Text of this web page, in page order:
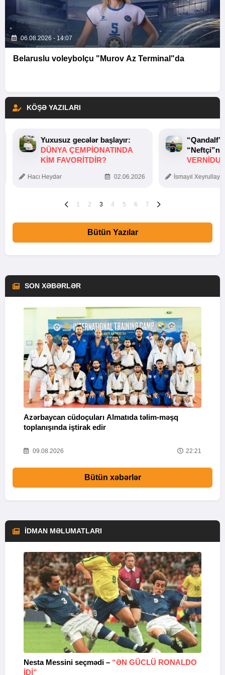
06.08.2026 - 14:07
Belaruslu voleybolçu "Murov Az Terminal"da
KÖŞƏ YAZILARI
Yuxusuz gecələr başlayır:
DÜNYA ÇEMPIONATINDA
KIM FAVORITDIR?
Hacı Heydər 02.06.2026 İsmayıl
1 2 3 4 5 6 7
Bütün Yazılar
SON XƏBƏRLƏR
Azərbaycan cüdoçuları Almatıda təlim-məşq
toplanışında iştirak edir
09.08.2026 22:21
Bütün xəbərlər
İDMAN MƏLUMATLARI
Nesta Messini seçmədi – “ƏN GÜCLÜ RONALDO
IDI”